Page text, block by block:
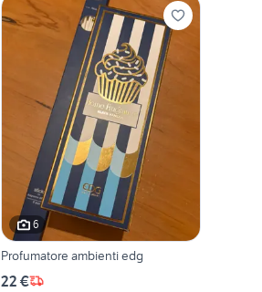
6
Profumatore ambienti edg
22 €